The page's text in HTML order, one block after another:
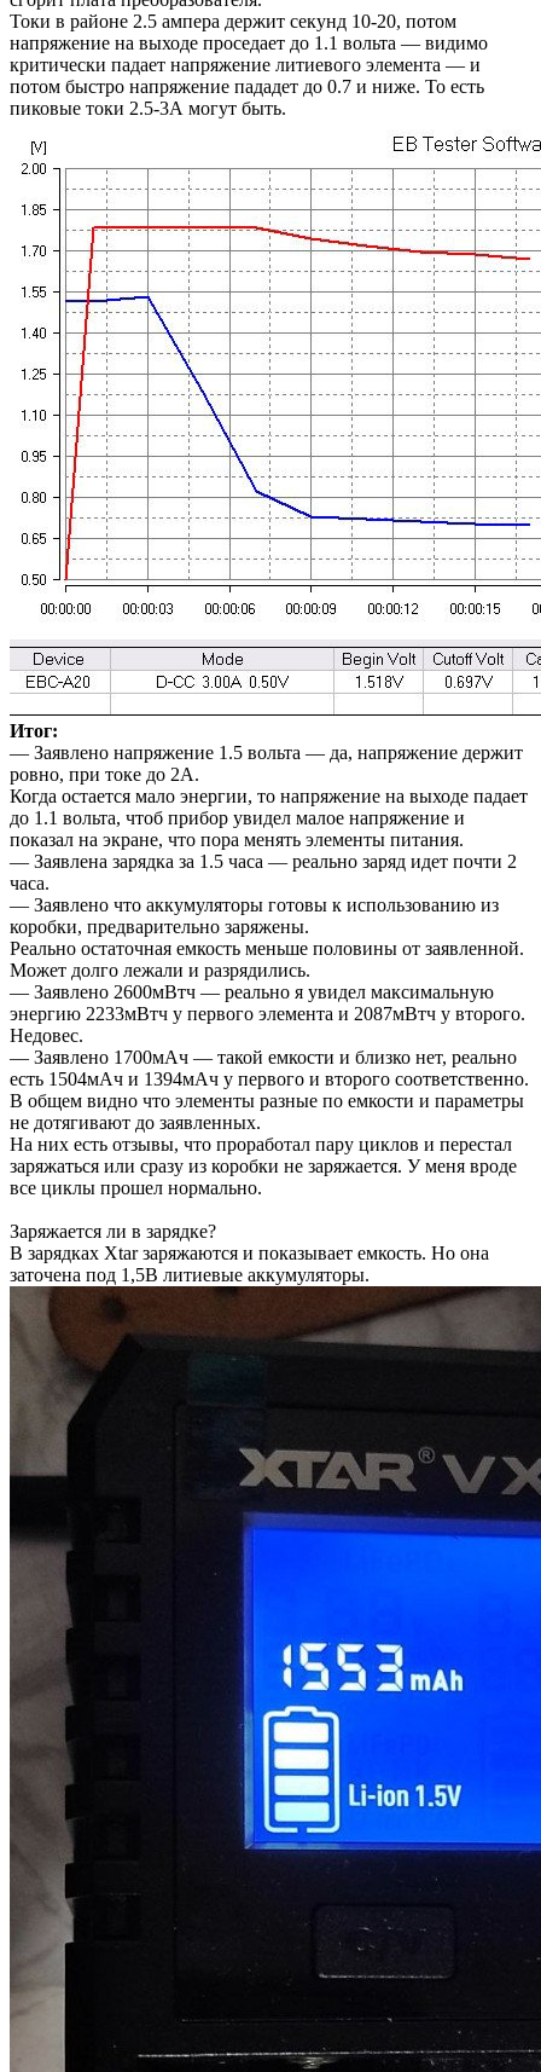
Токи в районе 2.5 ампера держит секунд 10-20, потом
напряжение на выходе проседает до 1.1 вольта — видимо
критически падает напряжение литиевого элемента — и
потом быстро напряжение пададет до 0.7 и ниже. То есть
пиковые токи 2.5-3А могут быть.
Итог:
— Заявлено напряжение 1.5 вольта — да, напряжение держит
ровно, при токе до 2А.
Когда остается мало энергии, то напряжение на выходе падает
до 1.1 вольта, чтоб прибор увидел малое напряжение и
показал на экране, что пора менять элементы питания.
— Заявлена зарядка за 1.5 часа — реально заряд идет почти 2
часа.
— Заявлено что аккумуляторы готовы к использованию из
коробки, предварительно заряжены.
Реально остаточная емкость меньше половины от заявленной.
Может долго лежали и разрядились.
— Заявлено 2600мВтч — реально я увидел максимальную
энергию 2233мВтч у первого элемента и 2087мВтч у второго.
Недовес.
— Заявлено 1700мАч — такой емкости и близко нет, реально
есть 1504мАч и 1394мАч у первого и второго соответственно.
В общем видно что элементы разные по емкости и параметры
не дотягивают до заявленных.
На них есть отзывы, что проработал пару циклов и перестал
заряжаться или сразу из коробки не заряжается. У меня вроде
все циклы прошел нормально.
Заряжается ли в зарядке?
В зарядках Xtar заряжаются и показывает емкость. Но она
заточена под 1,5В литиевые аккумуляторы.